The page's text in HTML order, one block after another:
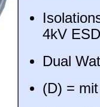
4kV ESD
Dual
(D) =